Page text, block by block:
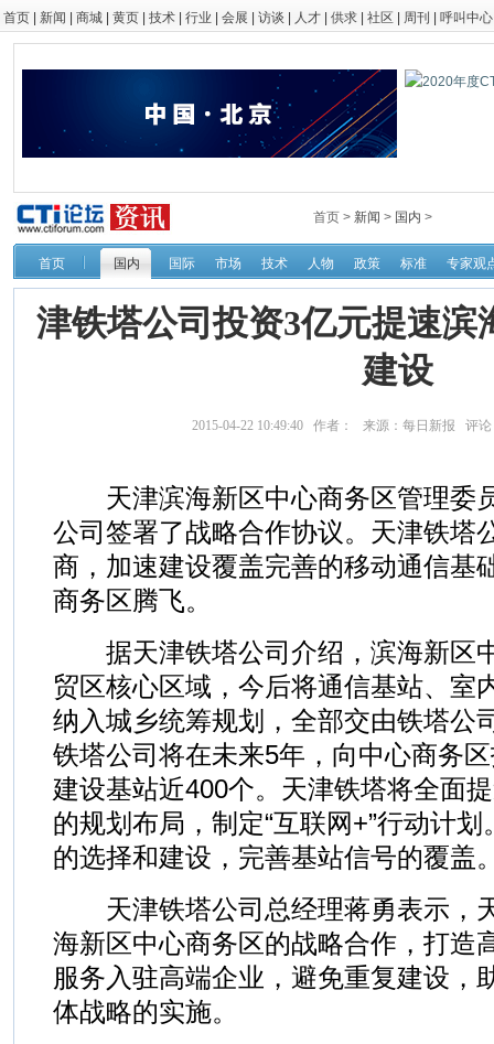
首页 新闻 商城 黄页 技术 行业 会展 访谈 人才 供求 社区 周刊 呼叫中心
首页 > 新闻 > 国内 >
首页 国内 国际 市场 技术 人物 政策 标准 专家观
津铁塔公司投资3亿元提速滨
建设
2015-04-22 10:49:40 作者： 来源：每日新报 评论
天津滨海新区中心商务区管理委
公司签署了战略合作协议。天津铁塔
商，加速建设覆盖完善的移动通信基
商务区腾飞。
据天津铁塔公司介绍，滨海新区
贸区核心区域，今后将通信基站、室
纳入城乡统筹规划，全部交由铁塔公
铁塔公司将在未来5年，向中心商务
建设基站近400个。天津铁塔将全面
的规划布局，制定“互联网+”行动计
的选择和建设，完善基站信号的覆盖
天津铁塔公司总经理蒋勇表示，
海新区中心商务区的战略合作，打造
服务入驻高端企业，避免重复建设，
体战略的实施。